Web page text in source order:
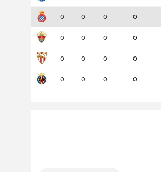
0
0
0
0
0
0
0
0
0
0
0
0
0
0
0
0